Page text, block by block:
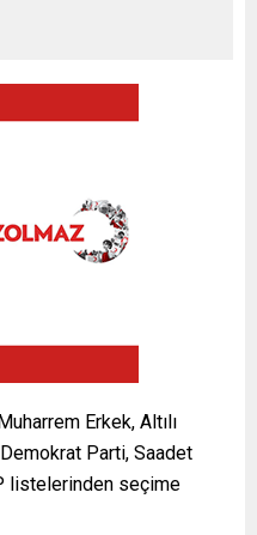
Erkek, Altılı
Parti, Saadet
listelerinden seçime